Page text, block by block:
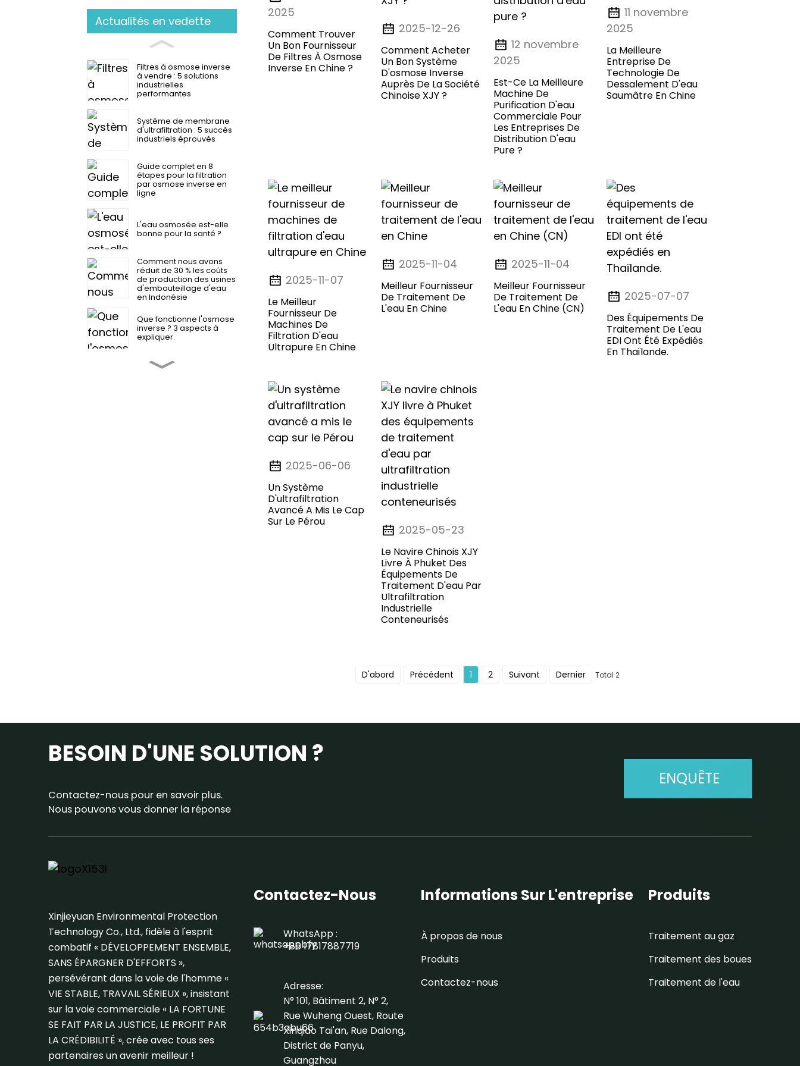
Actualités en vedette
Filtres à osmose inverse
à vendre : 5 solutions
industrielles
performantes
Système de membrane
d'ultrafiltration : 5 succès
industriels éprouvés
Guide complet en 8
étapes pour la filtration
par osmose inverse en
ligne
L'eau osmosée est-elle
bonne pour la santé ?
Comment nous avons
réduit de 30 % les coûts
de production des usines
d'embouteillage d'eau
en Indonésie
Que fonctionne l'osmose
inverse ? 3 aspects à
expliquer.
2026 Comment changer
2025
Comment Trouver
Un Bon Fournisseur
De Filtres À Osmose
Inverse En Chine ?
2025-12-26
Comment Acheter
Un Bon Système
D'osmose Inverse
Auprès De La Société
Chinoise XJY ?
12 novembre
2025
Est-Ce La Meilleure
Machine De
Purification D'eau
Commerciale Pour
Les Entreprises De
Distribution D'eau
Pure ?
11 novembre
2025
La Meilleure
Entreprise De
Technologie De
Dessalement D'eau
Saumâtre En Chine
2025-11-07
Le Meilleur
Fournisseur De
Machines De
Filtration D'eau
Ultrapure En Chine
2025-11-04
Meilleur Fournisseur
De Traitement De
L'eau En Chine
2025-11-04
Meilleur Fournisseur
De Traitement De
L'eau En Chine (CN)
2025-07-07
Des Équipements De
Traitement De L'eau
EDI Ont Été Expédiés
En Thaïlande.
2025-06-06
Un Système
D'ultrafiltration
Avancé A Mis Le Cap
Sur Le Pérou
2025-05-23
Le Navire Chinois XJY
Livre À Phuket Des
Équipements De
Traitement D'eau Par
Ultrafiltration
Industrielle
Conteneurisés
D'abord Précédent 1 2 Suivant Dernier Total 2
BESOIN D'UNE SOLUTION ?
Contactez-nous pour en savoir plus.
Nous pouvons vous donner la réponse
ENQUÊTE
Xinjieyuan Environmental Protection
Technology Co., Ltd., fidèle à l'esprit
combatif « DÉVELOPPEMENT ENSEMBLE,
SANS ÉPARGNER D'EFFORTS »,
persévérant dans la voie de l'homme «
VIE STABLE, TRAVAIL SÉRIEUX », insistant
sur la voie commerciale « LA FORTUNE
SE FAIT PAR LA JUSTICE, LE PROFIT PAR
LA CRÉDIBILITÉ », crée avec tous ses
partenaires un avenir meilleur !
Contactez-Nous
WhatsApp :
+86 17817887719
Adresse:
N° 101, Bâtiment 2, N° 2,
Rue Wuheng Ouest, Route
Xinqiao Tai'an, Rue Dalong,
District de Panyu,
Guangzhou
Informations Sur L'entreprise
À propos de nous
Produits
Contactez-nous
Produits
Traitement au gaz
Traitement des boues
Traitement de l'eau